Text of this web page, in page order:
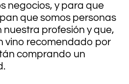
negocios, y para que
que somos personas
profesión y que,
vino recomendado por
comprando un